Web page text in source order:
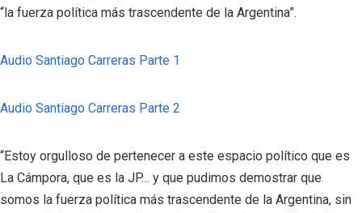
“la fuerza política más trascendente de la Argentina”.
Audio Santiago Carreras Parte 1
Audio Santiago Carreras Parte 2
“Estoy orgulloso de pertenecer a este espacio político que es
La Cámpora, que es la JP… y que pudimos demostrar que
somos la fuerza política más trascendente de la Argentina, sin